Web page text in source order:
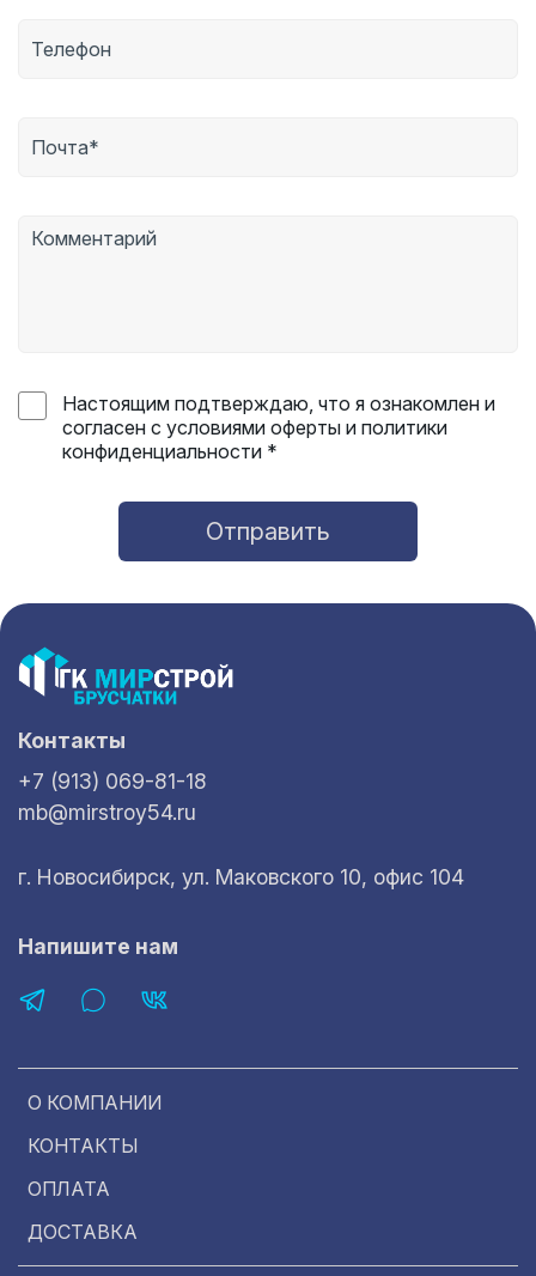
Настоящим подтверждаю, что я ознакомлен и
согласен с условиями оферты и политики
конфиденциальности *
Отправить
О КОМПАНИИ
КОНТАКТЫ
ОПЛАТА
ДОСТАВКА
Контакты
+7 (913) 069-81-18
mb@mirstroy54.ru
г. Новосибирск, ул. Маковского 10, офис 104
Напишите нам